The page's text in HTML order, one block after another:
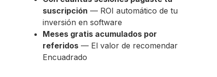
suscripción — ROI automático de tu
inversión en software
Meses gratis acumulados por
referidos — El valor de recomendar
Encuadrado